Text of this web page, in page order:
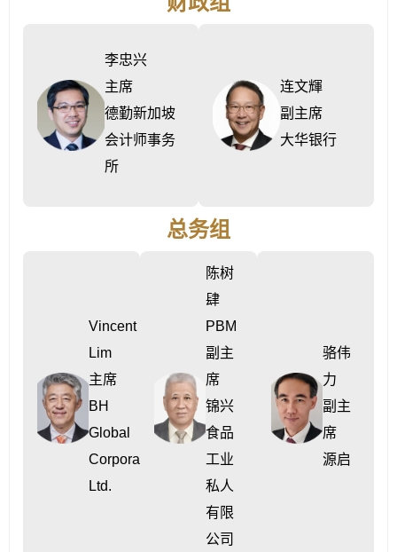
李忠兴
主席
德勤新加坡
会计师事务
所
连文輝
副主席
大华银行
总务组
Vincent
Lim
主席
BH
Global
Corporation
Ltd.
陈树
肆
PBM
副主
席
锦兴
食品
工业
私人
有限
公司
骆伟
力
副主
席
源启